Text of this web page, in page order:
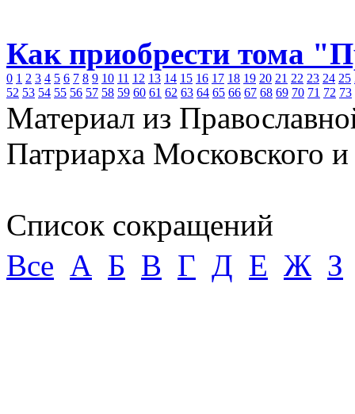
Как приобрести тома
0 1 2 3 4 5 6 7 8 9 10 11 12 13 14 15 16 17 18 19 20 21 22 23 24 25
52 53 54 55 56 57 58 59 60 61 62 63 64 65 66 67 68 69 70 71 72 73
Материал из
Патриарха Московского
Список сокращений
Все А Б В Г Д Е Ж З